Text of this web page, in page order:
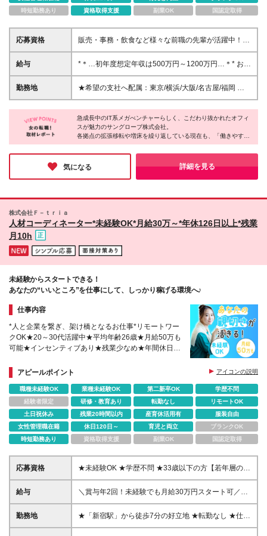
時短勤務あり
資格取得支援 副業OK 国認定取得
応募資格
販売・事務・飲食など様々な前職の先輩が活躍中！
◎未経験入社率87％以上 ◎職種・業種未経験歓迎！
◎学歴・経歴など一切不問！ ◎意欲・人柄重視のポ
ろん経験者も歓迎
給与
*＊…初年度想定年収は500万円～1200万円…＊* お客
さまへの貢献をインセンティブで毎月還元！ 【未経
験者の場合】 月給：28万円～38万円 【営業経験者の
経験者：60,156円～81,638円／35h含 営業経験者：
92,900円～119,050円／40h含 高い実績のある営業経
験者：121,450円～／40h含 ※超過分は別途支給 ・月
いません
勤務地
★希望の支社へ配属：東京/横浜/大阪/名古屋/福岡 ★
転居を伴う転勤なし ★駅近デザイナーズオフィス
【東京本社】 東京都新宿区西新宿6-24-1 西新宿三井
ビルディング4F／13F／16F／18F／20F 【横浜支
社】 神奈川県横浜市西区高島1-1-2 横浜三井ビルディ
ング20F 【大阪支社】 大阪府大阪市北区大淀中1-1-
30 梅田スカイビル タワーウエスト20F ■名古屋支
社 ★2025年8月増床移転 愛知県名古屋市西区名駅2-
27-8 名古屋プライムセントラルタワー4F 【福岡支
急成長中のIT系メガべンチャーらしく、こだわり抜かれたオフィ
スが魅力のサングローブ株式会社。
各拠点の拡張移転や増床を繰り返している現在も、「働きやす
さ」を叶えるデザインは健在です。
主要駅から徒歩圏内の好立地にある各拠点には、休憩スペースや
喫煙ブースなど働くうえでかかせない“リフレッシュ”にフォーカ
スをあてた設備が充実しています。
す。
気になる 詳細を見る
株式会社Ｆ－ｔｒｉａ
人材コーディネーター*未経験OK*月給30万～*年休126日以上*残業
月10h
未経験からスタートできる！
あなたの“いいところ”を仕事にして、しっかり稼げる環境へ♪
仕事内容
*人と企業を繋ぎ、架け橋となるお仕事*リモートワー
クOK★20～30代活躍中★平均年齢26歳★月給50万も
可能★インセンティブあり★残業少なめ★年間休日
ありアピールポイント アイコンの説明
職種未経験OK 業種未経験OK 第二新卒OK
学歴不問
経験者限定
研修・教育あり 転勤なし
リモートOK
土日祝休み
残業20時間以内 産育休活用有
服装自由
女性管理職在籍
休日120日～ 育児と両立
ブランクOK
時短勤務あり
資格取得支援 副業OK 国認定取得
応募資格
★未経験OK ★学歴不問 ★33歳以下の方【若年層の長
期キャリア形成を図るため】 ”人柄”や”意欲”を重視し
ています！ 前向きで成長したいと向上心がある方を
タリ◎～ ●人とコミュニケーションをとるのが好きな
方 ●新しいことに挑戦することにワクワクする方 ●素
給与
＼賞与年2回！未経験でも月給30万円スタート可／
【東京本社】月給30万円～50万円＋インセンティブ
＋賞与年2回 【大阪支店】月給25万円～50万円＋イン
勤務地
★「新宿駅」から徒歩7分の好立地 ★転勤なし ★仕事
に慣れてきたらフルリモート（完全在宅）可 【本